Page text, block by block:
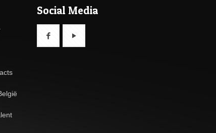
Social Media